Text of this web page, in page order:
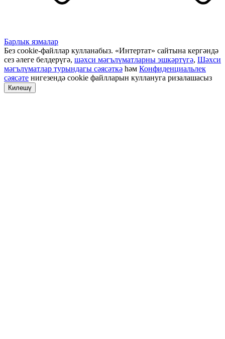
Барлык язмалар
Без cookie-файллар кулланабыз. «Интертат» сайтына кергәндә
сез әлеге белдерүгә, шәхси мәгълүматларны эшкәртүгә, Шәхси
мәгълүматлар турындагы сәясәткә һәм Конфиденциальлек
сәясәте нигезендә cookie файлларын куллануга ризалашасыз
Килешү